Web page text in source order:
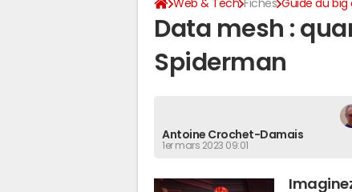
Web & Tech Fiches Guide du big
Data mesh :
Spiderman
Antoine Crochet-Damais
1er mars 2023 09:01